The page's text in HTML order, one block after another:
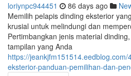
loriynpc944451 86 days ago
Memilih pelapis dinding eksterior
krusial untuk melindungi dan
Pertimbangkan jenis material
tampilan yang Anda
https://
eksterior-panduan-pemilihan-dan-